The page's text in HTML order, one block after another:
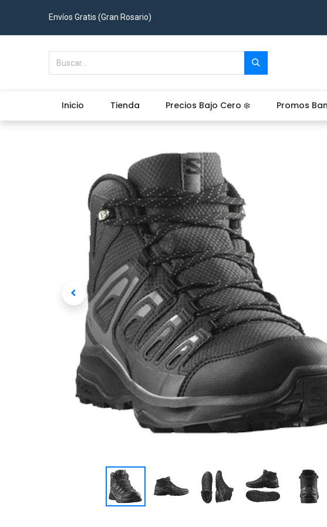
Envíos Gratis (Gran Rosario)
Inicio Tienda Precios Bajo Cero ❄️ Promos